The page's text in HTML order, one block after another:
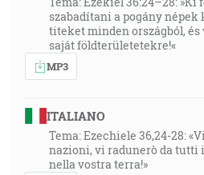
1:06:42
Lebo to budú ľudia, ktorí
peniaze, chlúbiví, pyšní,
1:09:34
… zkúsil si tých, ktorí
a nie sú, a našiel a spoznal
szabadítani a pogány népek
titeket minden országból,
saját földterületetekre!«
MP3
ITALIANO
Tema: Ezechiele 36,24-28:
nazioni, vi radunerò da tutti
nella vostra terra!»